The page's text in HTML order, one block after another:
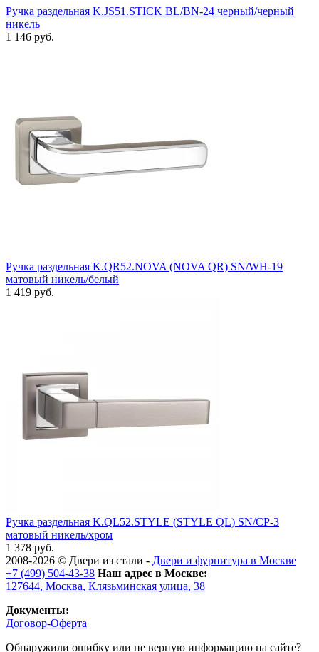
Ручка раздельная K.JS51.STICK BL/BN-24 черный/черный
никель
1 146 руб.
Ручка раздельная K.QR52.NOVA (NOVA QR) SN/WH-19
матовый никель/белый
1 419 руб.
Ручка раздельная K.QL52.STYLE (STYLE QL) SN/CP-3
матовый никель/хром
1 378 руб.
2008-2026 © Двери из стали - Двери и фурнитура в Москве
+7 (499) 504-43-38 Наш адрес в Москве:
127644, Москва, Клязьминская улица, 38
Документы:
Договор-Оферта
Обнаружили ошибку или не верную информацию на сайте?